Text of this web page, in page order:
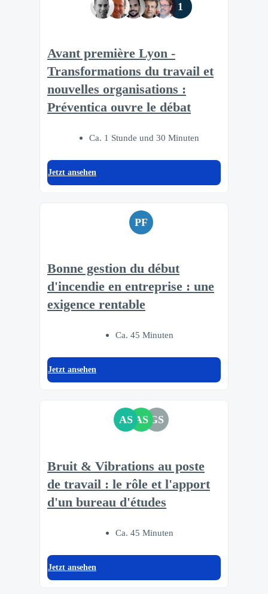
1
Avant première Lyon -
Transformations du travail et
nouvelles organisations :
Préventica ouvre le débat
Ca. 1 Stunde und 30 Minuten
Jetzt ansehen
PF
Bonne gestion du début
d'incendie en entreprise : une
exigence rentable
Ca. 45 Minuten
Jetzt ansehen
AS AS GS
Bruit & Vibrations au poste
de travail : le rôle et l'apport
d'un bureau d'études
Ca. 45 Minuten
Jetzt ansehen